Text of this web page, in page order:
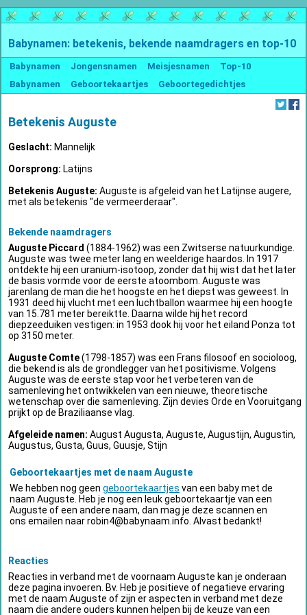
Babynamen: betekenis, bekende naamdragers en top-10
Babynamen Jongensnamen Meisjesnamen
Top-10
Babynamen
Geboortekaartjes Geboortegedichtjes
Betekenis Auguste
Geslacht: Mannelijk
Oorsprong: Latijns
Betekenis Auguste: Auguste is afgeleid van het Latijnse augere,
met als betekenis "de vermeerderaar".
Bekende naamdragers
Auguste Piccard (1884-1962) was een Zwitserse natuurkundige.
Auguste was twee meter lang en weelderige haardos. In 1917
ontdekte hij een uranium-isotoop, zonder dat hij wist dat het later
de basis vormde voor de eerste atoombom. Auguste was
jarenlang de man die het hoogste en het diepst was geweest. In
1931 deed hij vlucht met een luchtballon waarmee hij een hoogte
van 15.781 meter bereiktte. Daarna wilde hij het record
diepzeeduiken vestigen: in 1953 dook hij voor het eiland Ponza tot
op 3150 meter.
Auguste Comte(1798-1857) was een Frans filosoof en socioloog,
die bekend is als de grondlegger van het positivisme. Volgens
Auguste was de eerste stap voor het verbeteren van de
samenleving het ontwikkelen van een nieuwe, theoretische
wetenschap over die samenleving. Zijn devies Orde en Vooruitgang
prijkt op de Braziliaanse vlag.
Afgeleide namen: August Augusta, Auguste, Augustijn, Augustin,
Augustus, Gusta, Guus, Guusje, Stijn
Geboortekaartjes met de naam Auguste
We hebben nog geen geboortekaartjes van een baby met de
naam Auguste. Heb je nog een leuk geboortekaartje van een
Auguste of een andere naam, dan mag je deze scannen en
ons emailen naarrobin4@babynaam.info . Alvast bedankt!
Reacties
Reacties in verband met de voornaam Auguste kan je onderaan
deze pagina invoeren. Bv. Heb je positieve of negatieve ervaring
met de naam Auguste of zijn er aspecten in verband met deze
naam die andere ouders kunnen helpen bij de keuze van een